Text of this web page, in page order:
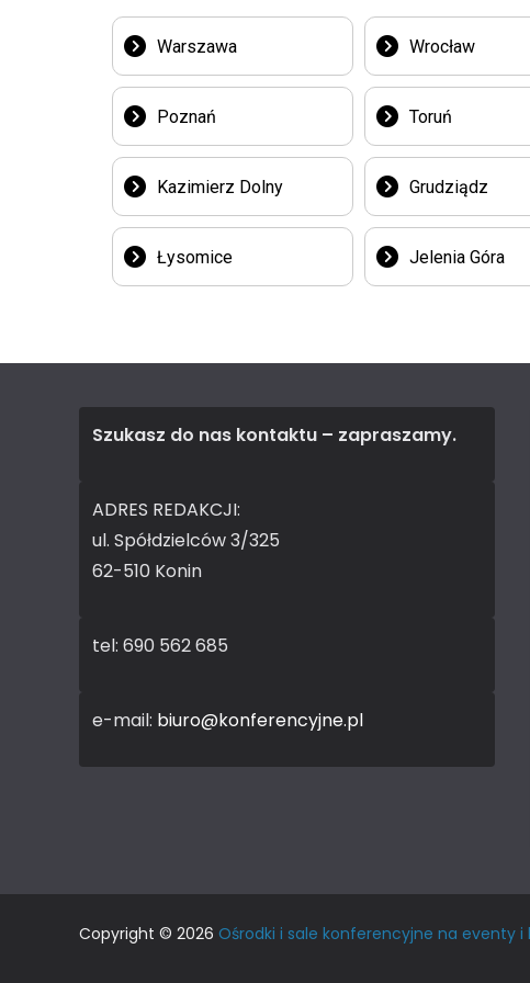
Warszawa Wrocław
Poznań Toruń
Kazimierz Dolny Grudziądz
Łysomice Jelenia Góra
Szukasz do nas kontaktu – zapraszamy.
ADRES REDAKCJI:
ul. Spółdzielców 3/325
62-510 Konin
tel: 690 562 685
e-mail: biuro@konferencyjne.pl
Copyright © 2026 Ośrodki i sale konferencyjne na eventy i